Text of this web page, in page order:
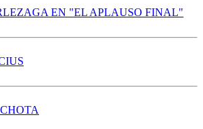
EN "EL APLAUSO FINAL"